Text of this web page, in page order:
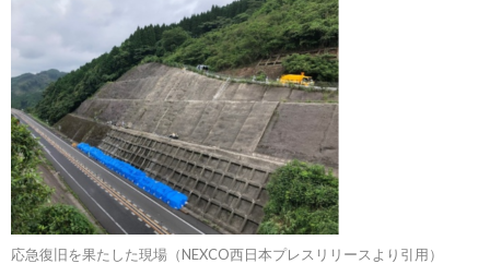
応急復旧を果たした現場（NEXCO西日本プレスリリースより引用）